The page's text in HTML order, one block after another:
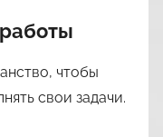
чтобы
свои задачи.